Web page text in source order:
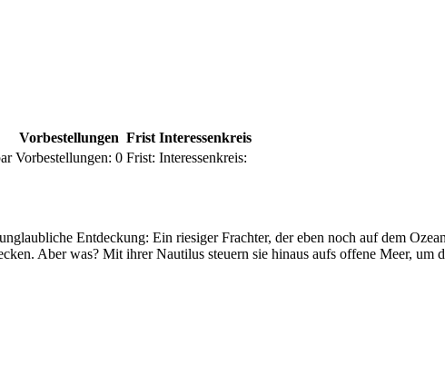
Vorbestellungen Frist Interessenkreis
Vorbestellungen: 0 Frist: Interessenkreis:
Entdeckung: Ein riesiger Frachter, der eben noch auf dem
Aber was? Mit ihrer Nautilus steuern sie hinaus aufs offene Meer, um